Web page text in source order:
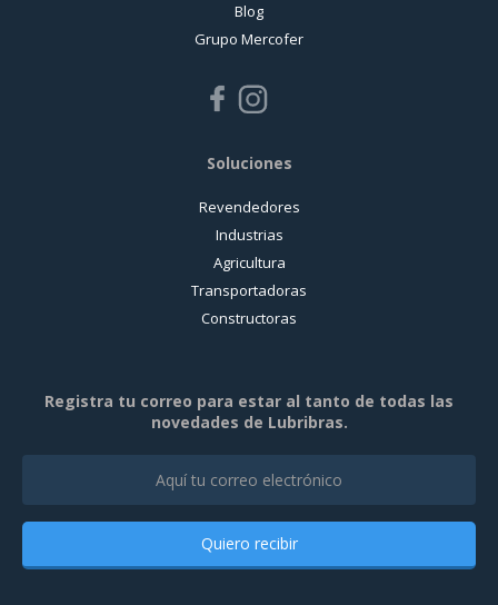
Blog
Grupo Mercofer
Soluciones
Revendedores
Industrias
Agricultura
Transportadoras
Constructoras
Registra tu correo para estar al tanto de todas las
novedades de Lubribras.
Quiero recibir